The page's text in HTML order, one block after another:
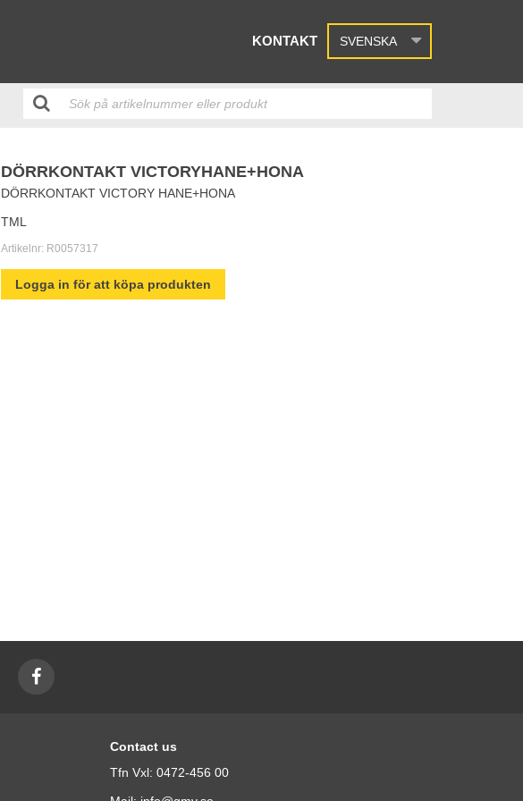
KONTAKT SVENSKA
DÖRRKONTAKT VICTORYHANE+HONA
DÖRRKONTAKT VICTORY HANE+HONA
TML
Artikelnr: R0057317
Logga in för att köpa produkten
Contact us
Tfn Vxl: 0472-456 00